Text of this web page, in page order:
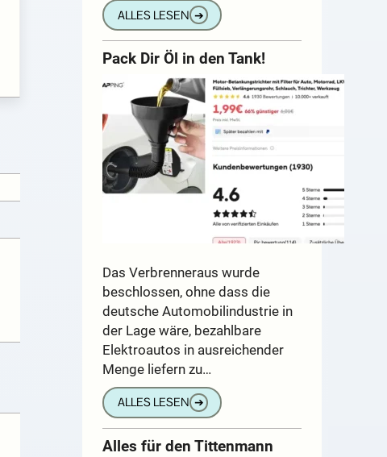
ALLES LESEN ➔
Pack Dir Öl in den Tank!
Das Verbrenneraus wurde
beschlossen, ohne dass die
deutsche Automobilindustrie in
der Lage wäre, bezahlbare
Elektroautos in ausreichender
Menge liefern zu…
ALLES LESEN ➔
Alles für den Tittenmann